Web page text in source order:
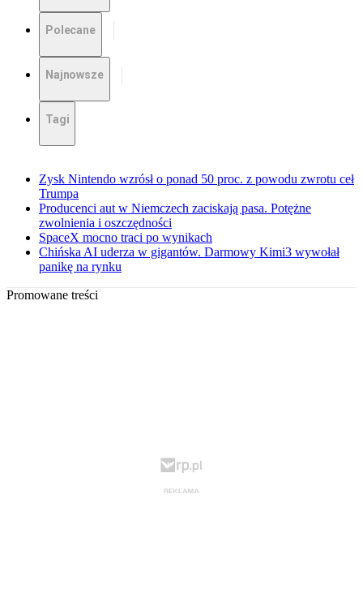
Polecane
Najnowsze
Tagi
Zysk Nintendo wzrósł o ponad 50 proc. z powodu zwrotu ceł
Trumpa
Producenci aut w Niemczech zaciskają pasa. Potężne
zwolnienia i oszczędności
SpaceX mocno traci po wynikach
Chińska AI uderza w gigantów. Darmowy Kimi3 wywołał
panikę na rynku
Promowane treści